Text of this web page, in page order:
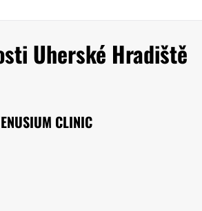
Uherské Hradiště
CLINIC